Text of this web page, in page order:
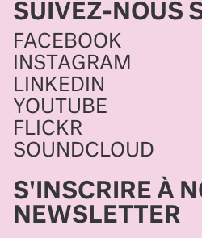
SUIVEZ-NOUS
FACEBOOK
INSTAGRAM
LINKEDIN
YOUTUBE
FLICKR
SOUNDCLOUD
S'INSCRIRE À
NEWSLETTER